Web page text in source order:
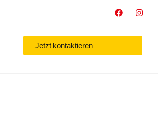
Jetzt kontaktieren